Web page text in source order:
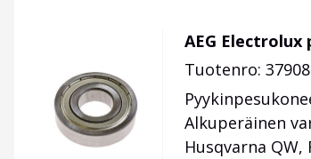
AEG Electrolux
Tuotenro:
Alkuperäinen
Husqvarna QW,